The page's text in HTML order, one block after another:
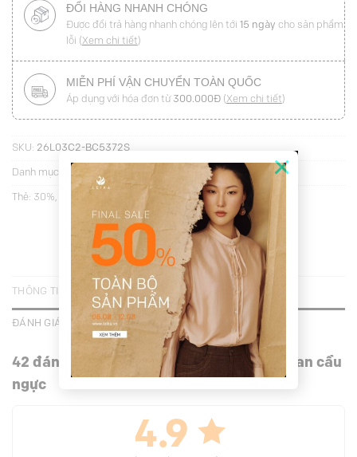
×
ĐỔI HÀNG NHANH CHÓNG
Được đổi trả hàng nhanh chóng lên tới 15 ngày cho sản phẩm
lỗi (Xem chi tiết)
MIỄN PHÍ VẬN CHUYỂN TOÀN QUỐC
Áp dụng với hóa đơn từ 300.000Đ(Xem chi tiết)
SKU: 26L03C2-BC5372S
Danh mục: Áo kiểu cộc tay
Thẻ: 30%, Vernal Poise
THÔNG TIN BỔ SUNG
ĐÁNH GIÁ (42)
42 đánh giá cho
Áo kiểu croptop nắp túi can cầu
ngực
4.9